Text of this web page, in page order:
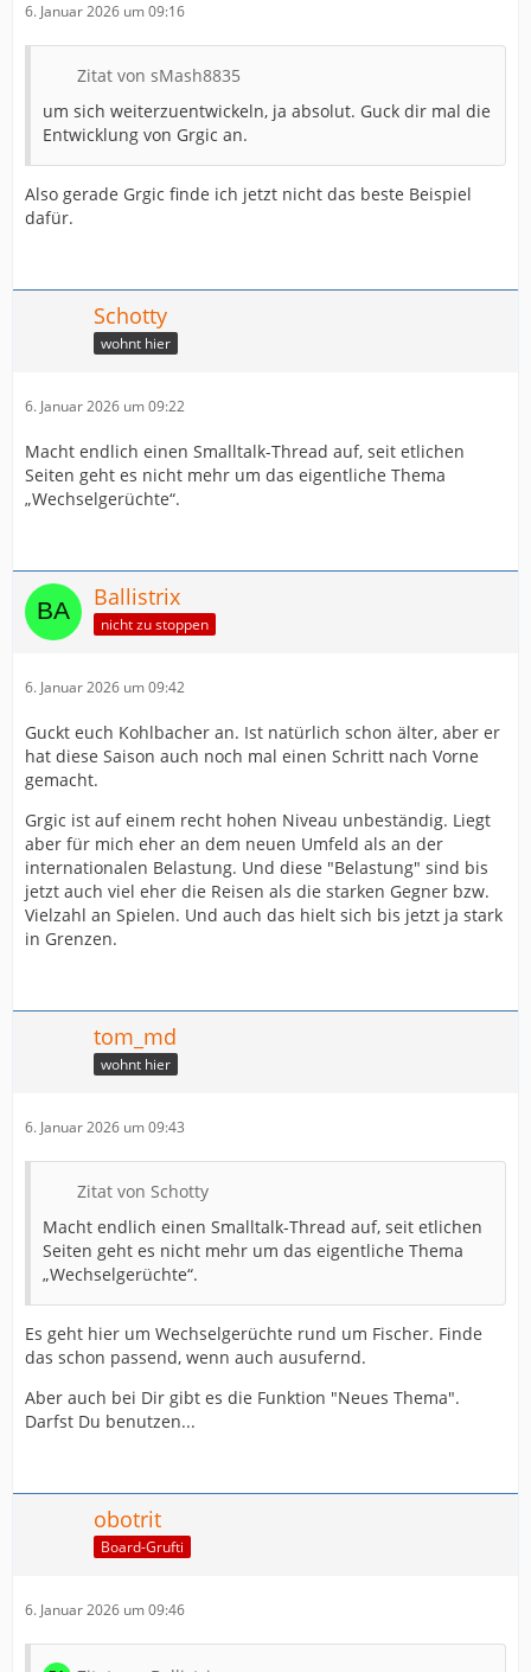
6. Januar 2026 um 09:16
Zitat von sMash8835
um sich weiterzuentwickeln, ja absolut. Guck dir mal die
Entwicklung von Grgic an.
Also gerade Grgic finde ich jetzt nicht das beste Beispiel
dafür.
Schotty
wohnt hier
6. Januar 2026 um 09:22
Macht endlich einen Smalltalk-Thread auf, seit etlichen
Seiten geht es nicht mehr um das eigentliche Thema
„Wechselgerüchte“.
Ballistrix
nicht zu stoppen
6. Januar 2026 um 09:42
Guckt euch Kohlbacher an. Ist natürlich schon älter, aber er
hat diese Saison auch noch mal einen Schritt nach Vorne
gemacht.
Grgic ist auf einem recht hohen Niveau unbeständig. Liegt
aber für mich eher an dem neuen Umfeld als an der
internationalen Belastung. Und diese "Belastung" sind bis
jetzt auch viel eher die Reisen als die starken Gegner bzw.
Vielzahl an Spielen. Und auch das hielt sich bis jetzt ja stark
in Grenzen.
tom_md
wohnt hier
6. Januar 2026 um 09:43
Zitat von Schotty
Macht endlich einen Smalltalk-Thread auf, seit etlichen
Seiten geht es nicht mehr um das eigentliche Thema
„Wechselgerüchte“.
Es geht hier um Wechselgerüchte rund um Fischer. Finde
das schon passend, wenn auch ausufernd.
Aber auch bei Dir gibt es die Funktion "Neues Thema".
Darfst Du benutzen...
obotrit
Board-Grufti
6. Januar 2026 um 09:46